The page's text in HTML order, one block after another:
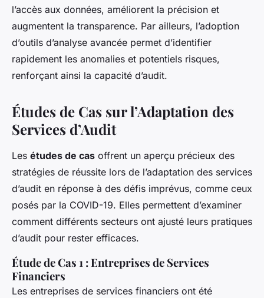
l’accès aux données, améliorent la précision et
augmentent la transparence. Par ailleurs, l’adoption
d’outils d’analyse avancée permet d’identifier
rapidement les anomalies et potentiels risques,
renforçant ainsi la capacité d’audit.
Études de Cas sur l’Adaptation des
Services d’Audit
Les études de cas offrent un aperçu précieux des
stratégies de réussite lors de l’adaptation des services
d’audit en réponse à des défis imprévus, comme ceux
posés par la COVID-19. Elles permettent d’examiner
comment différents secteurs ont ajusté leurs pratiques
d’audit pour rester efficaces.
Étude de Cas 1 : Entreprises de Services
Financiers
Les entreprises de services financiers ont été